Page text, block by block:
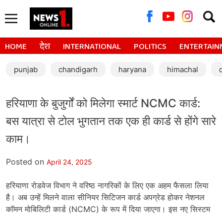
for:
HOME देश INTERNATIONAL POLITICS
punjab chandigarh haryana himachal
हरियाणा के बुजुर्गों को मिलेगा स्मार्ट NCMC कार्ड:
बस यात्रा से टोल भुगतान तक एक ही कार्ड से होंगे सारे
काम।
Posted on April 24, 2025
हरियाणा रोडवेज विभाग ने वरिष्ठ नागरिकों के लिए एक अहम फैसला लिया
है। अब उन्हें मिलने वाला सीनियर सिटिजन कार्ड अपग्रेड होकर नेशनल
कॉमन मोबिलिटी कार्ड (NCMC) के रूप में दिया जाएगा। इस नए सिस्टम